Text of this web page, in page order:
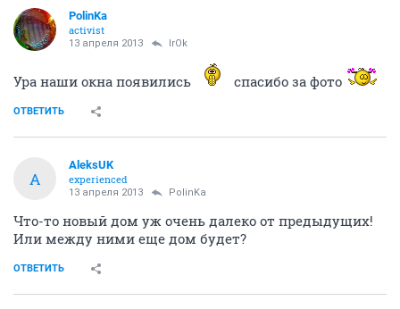
PolinKa
activist
13 апреля 2013 IrOk
Ура наши окна появились спасибо за фото
ОТВЕТИТЬ
A
AleksUK
experienced
13 апреля 2013 PolinKa
Что-то новый дом уж очень далеко от предыдущих!
Или между ними еще дом будет?
ОТВЕТИТЬ